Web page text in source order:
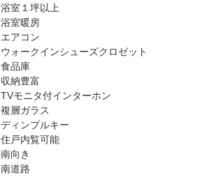
浴室１坪以上
浴室暖房
エアコン
ウォークインシューズクロゼット
食品庫
収納豊富
TVモニタ付インターホン
複層ガラス
ディンプルキー
住戸内覧可能
南向き
南道路